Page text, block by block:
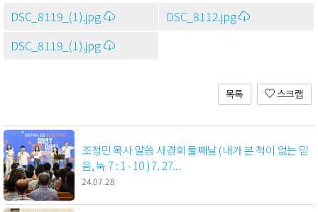
DSC_8119_(1).jpg
DSC_8112.jpg
DSC_8119_(1).jpg
목록 스크랩
조정민 목사 말씀 사경회 둘째날 (내가 본 적이 없는 믿
음, 눅 7 : 1 - 10 ) 7. 27...
24.07.28